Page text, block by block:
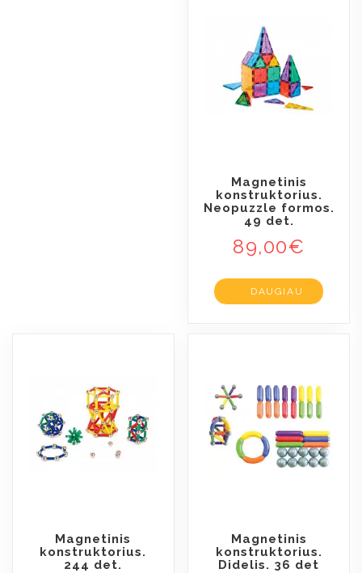
Magnetinis
konstruktorius.
Neopuzzle formos.
49 det.
89,00€
DAUGIAU
Magnetinis
konstruktorius.
244 det.
Magnetinis
konstruktorius.
Didelis. 36 det